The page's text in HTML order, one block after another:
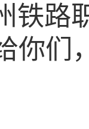
铁路
你们